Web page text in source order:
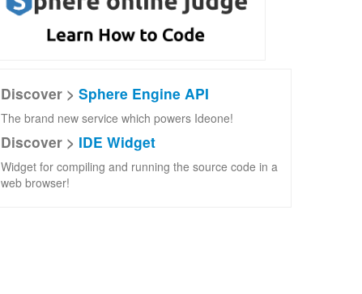
Discover > Sphere Engine API
The brand new service which powers Ideone!
Discover > IDE Widget
Widget for compiling and running the source code in a
web browser!